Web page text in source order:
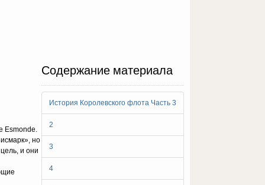
Содержание материала
История Королевского флота Часть 3
2
3
4
Esmonde.
но
и они